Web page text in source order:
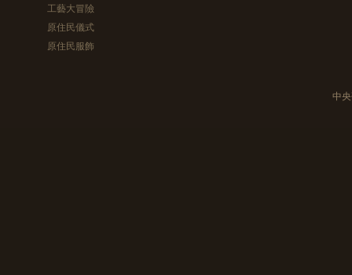
工藝大冒險
原住民儀式
原住民服飾
中